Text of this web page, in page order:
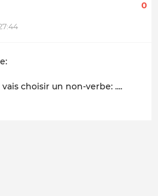
0
choisir un non-verbe: ....